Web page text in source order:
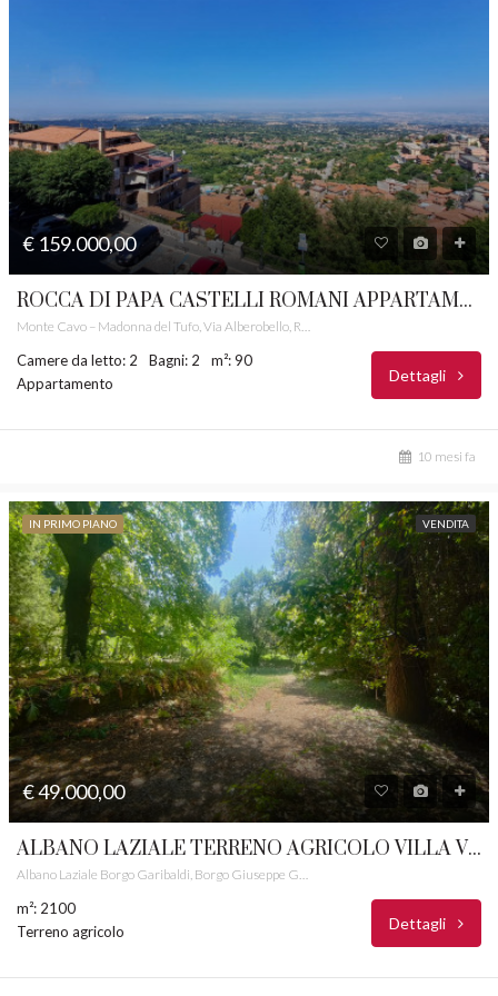
€ 159.000,00
ROCCA DI PAPA CASTELLI ROMANI APPARTAMENTO PANORAMICO RIF.7
Camere da letto: 2 Bagni: 2
m²: 90
Appartamento
Dettagli
10 mesi fa
IN PRIMO PIANO VENDITA
€ 49.000,00
ALBANO LAZIALE TERRENO AGRICOLO VILLA VENOSA CASTELLI ROMANI RIF.40
Albano Laziale Borgo Garibaldi, Borgo Giuseppe Garibaldi, Albano Laziale, Roma Capitale, Lazio, 00041, Italia
m²: 2100
Terreno agricolo
Dettagli